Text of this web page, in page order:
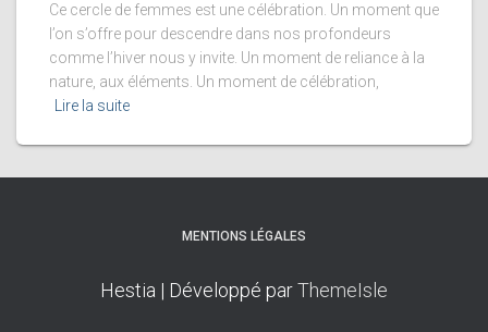
Ce cercle de femmes est une célébration. Un moment que
l’on s’offre pour descendre dans nos profondeurs
comme l’hiver nous y invite. Un moment de reliance à la
nature, aux éléments. Un moment de célébration,
Lire la suite
MENTIONS LÉGALES
Hestia | Développé parThemeIsle